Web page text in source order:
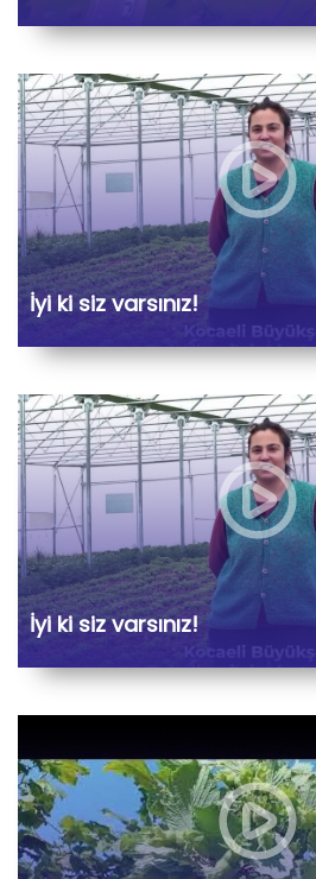
İyi ki siz varsınız!
İyi ki siz varsınız!